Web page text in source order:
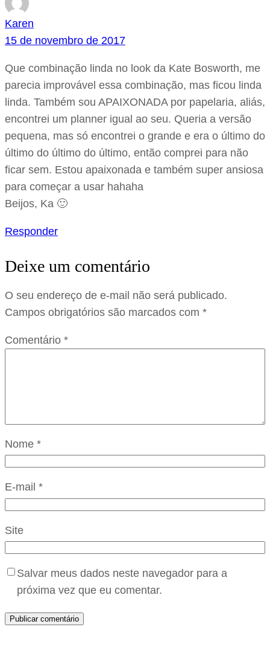
Karen
15 de novembro de 2017
Que combinação linda no look da Kate Bosworth, me
parecia improvável essa combinação, mas ficou linda
linda. Também sou APAIXONADA por papelaria, aliás,
encontrei um planner igual ao seu. Queria a versão
pequena, mas só encontrei o grande e era o último do
último do último do último, então comprei para não
ficar sem. Estou apaixonada e também super ansiosa
para começar a usar hahaha
Beijos, Ka 🙂
Responder
Deixe um comentário
O seu endereço de e-mail não será publicado.
Campos obrigatórios são marcados com *
Comentário *
Nome *
E-mail *
Site
Salvar meus dados neste navegador para a
próxima vez que eu comentar.